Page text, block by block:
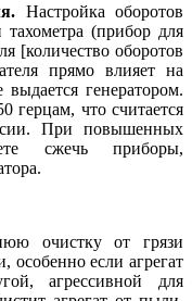
Настройка оборотов
(прибор для
[количество оборотов
прямо влияет на
выдается генератором.
герцам, что считается
При повышенных
сжечь приборы,
очистку от грязи
особенно если агрегат
агрессивной для